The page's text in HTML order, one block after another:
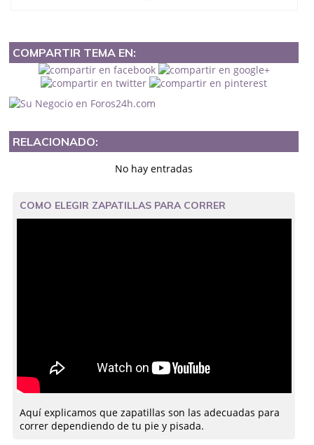
COMPARTIR TEMA EN:
RELACIONADO:
No hay entradas
COMO ELEGIR ZAPATILLAS PARA CORRER
Aquí explicamos que zapatillas son las adecuadas para
correr dependiendo de tu pie y pisada.